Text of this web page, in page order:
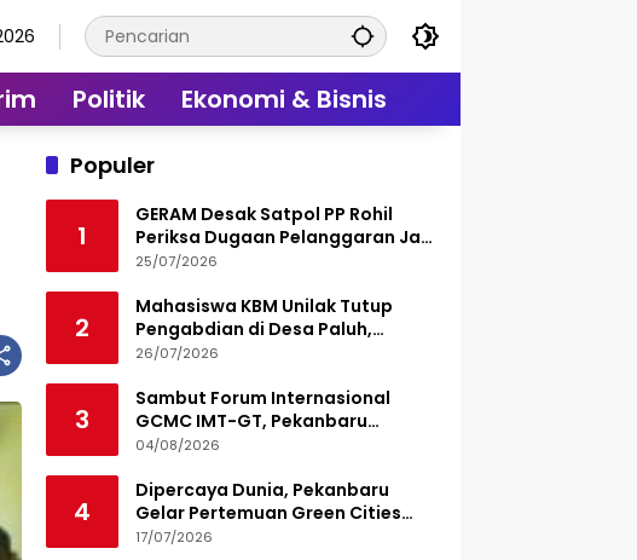
Politik Ekonomi & Bisnis
Populer
1
GERAM Desak Satpol PP Rohil
Periksa Dugaan Pelanggaran Jam
Operasional Hiburan Malam
25/07/2026
2
Mahasiswa KBM Unilak Tutup
Pengabdian di Desa Paluh,
Tinggalkan Jejak Edukasi Hukum
26/07/2026
3
Sambut Forum Internasional
GCMC IMT-GT, Pekanbaru
Matangkan Seluruh Persiapan
04/08/2026
4
Dipercaya Dunia, Pekanbaru
Gelar Pertemuan Green Cities
Mayor Council IMT-GT 2026
17/07/2026